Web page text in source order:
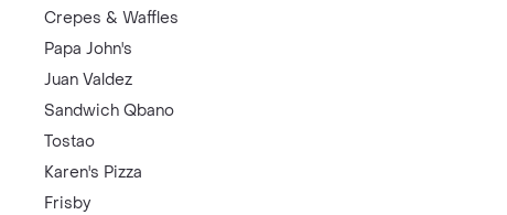
Crepes & Waffles
Papa John's
Juan Valdez
Sandwich Qbano
Tostao
Karen's Pizza
Frisby